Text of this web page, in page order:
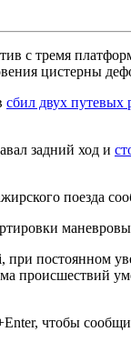
с тремя
цистерны
сбил двух путевых
задний ход и
поезда
постоянном
чтобы